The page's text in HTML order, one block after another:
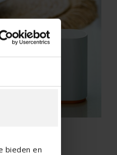
bieden en
Spagnolo - Spagna
Danese - Danimarca
Norwegian - Norway
Svedese - Svezia
English - Ireland
Russian - Russia